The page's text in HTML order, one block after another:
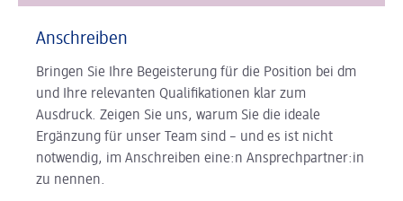
Anschreiben
Bringen Sie Ihre Begeisterung für die Position bei dm
und Ihre relevanten Qualifikationen klar zum
Ausdruck. Zeigen Sie uns, warum Sie die ideale
Ergänzung für unser Team sind – und es ist nicht
notwendig, im Anschreiben eine:n Ansprechpartner:in
zu nennen.